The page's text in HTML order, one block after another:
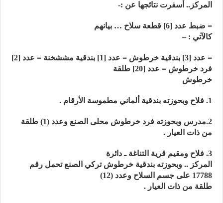
المركز.. أسفرت نتائجها عن :-
= ضبط عدد [6] قطعة سلاح … بيانهم
كالآتي : –
= عدد [3] بندقية خرطوش = عدد [1] بندقية مششخنة
= عدد [2]
فرد خرطوش = عدد [20] طلقة
خرطوش
1. فلاح وبحوزته بندقية ألماني مطموسة الأرقام .
2.مدرس وبحوزته فرد خرطوش محلى الصنع وعدد (1) طلقة
من ذات العيار .
3. فلاح ومقيم قرية التناغة ـ دائرة
المركز .. وبحوزته بندقية خرطوش تركي الصنع تحمل رقم
17788 على جسم السلاح وعدد (12)
طلقة من ذات العيار .